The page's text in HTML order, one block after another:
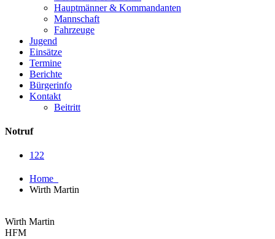
Hauptmänner & Kommandanten
Mannschaft
Fahrzeuge
Jugend
Einsätze
Termine
Berichte
Bürgerinfo
Kontakt
Beitritt
Notruf
122
Home
Wirth Martin
Wirth Martin
HFM